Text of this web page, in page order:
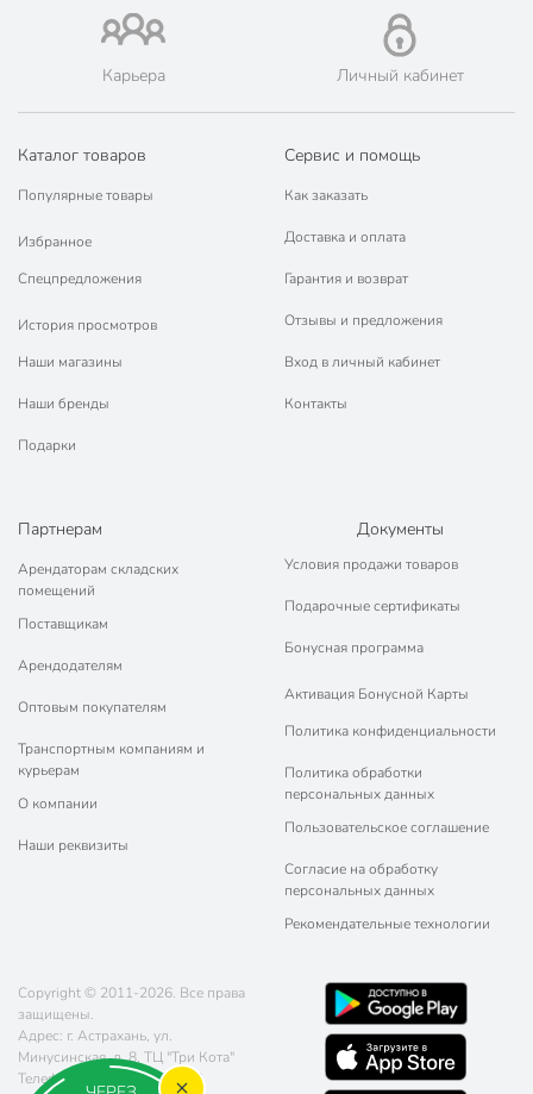
🛍 Скидки, акции, распродажи каждый день!
📜 Только оригинальная продукция. Интернет-гипермаркет
Порядок - официальный представитель ведущих мировых
марок.
Карьера Личный кабинет
Каталог товаров
Популярные товары
Избранное
Спецпредложения
История просмотров
Наши магазины
Наши бренды
Подарки
Сервис и помощь
Как заказать
Доставка и оплата
Гарантия и возврат
Отзывы и предложения
Вход в личный кабинет
Контакты
Партнерам
Арендаторам складских
помещений
Поставщикам
Арендодателям
Оптовым покупателям
Транспортным компаниям и
курьерам
О компании
Наши реквизиты
Документы
Условия продажи товаров
Подарочные сертификаты
Бонусная программа
Активация Бонусной Карты
Политика конфиденциальности
Политика обработки
персональных данных
Пользовательское соглашение
Согласие на обработку
персональных данных
Рекомендательные технологии
Copyright © 2011-2026. Все права
защищены.
Адрес: г. Астрахань, ул.
Минусинская, д. 8, ТЦ "Три Кота"
Телефон:
8 (800) 770-77-06